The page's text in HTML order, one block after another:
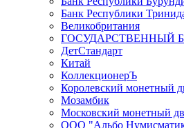
Банк Республики
Великобритания
ГОСУДАРСТВЕННЫЙ
ДетСтандарт
Китай
КоллекционерЪ
Королевский монетный
Мозамбик
Московский монетный
ООО "Альбо